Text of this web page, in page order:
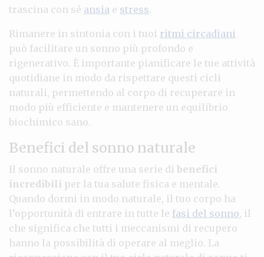
trascina con sé ansia e stress.
Rimanere in sintonia con i tuoi ritmi circadiani
può facilitare un sonno più profondo e
rigenerativo. È importante pianificare le tue attività
quotidiane in modo da rispettare questi cicli
naturali, permettendo al corpo di recuperare in
modo più efficiente e mantenere un equilibrio
biochimico sano.
Benefici del sonno naturale
Il sonno naturale offre una serie di benefici
incredibili per la tua salute fisica e mentale.
Quando dormi in modo naturale, il tuo corpo ha
l’opportunità di entrare in tutte le fasi del sonno, il
che significa che tutti i meccanismi di recupero
hanno la possibilità di operare al meglio. La